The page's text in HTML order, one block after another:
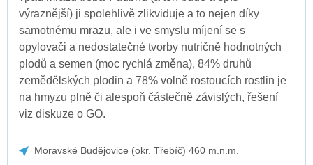
výraznější) ji spolehlivě zlikviduje a to nejen díky
samotnému mrazu, ale i ve smyslu míjení se s
opylovači a nedostatečné tvorby nutričně hodnotných
plodů a semen (moc rychlá změna), 84% druhů
zemědělských plodin a 78% volně rostoucích rostlin je
na hmyzu plně či alespoň částečně závislých, řešení
viz diskuze o GO.
Moravské Budějovice (okr. Třebíč) 460 m.n.m.